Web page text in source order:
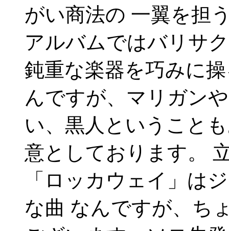
がい商法の 一翼を担
アルバムではバリサ
鈍重な楽器を巧みに
んですが、マリガン
い、黒人ということ
意としております。
「ロッカウェイ」は
な曲 なんですが、ち